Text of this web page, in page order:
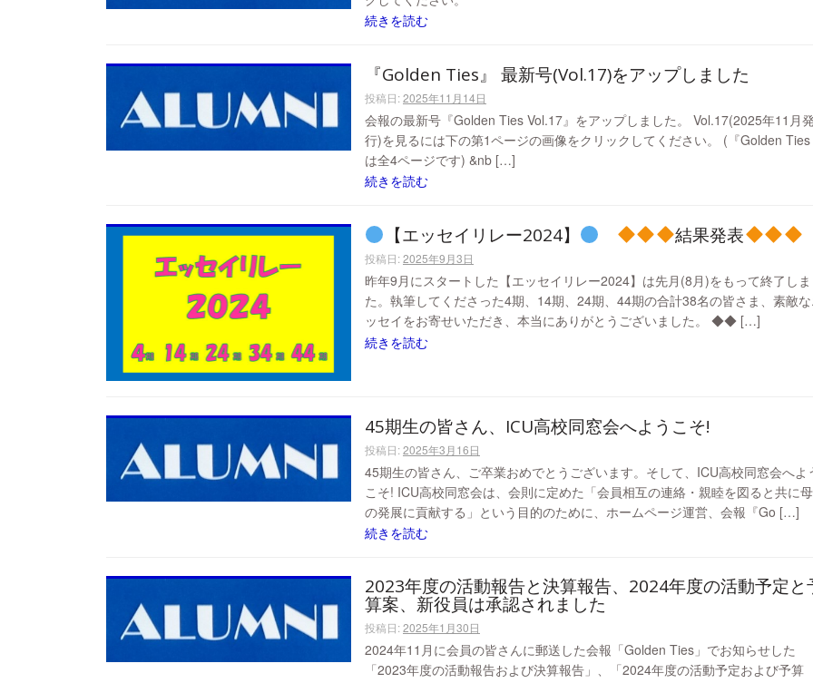
続きを読む
『Golden Ties』 最新号(Vol.17)をアップしました
投稿日:2025年11月14日
会報の最新号『Golden Ties Vol.17』をアップしました。 Vol.17(2025年11月発
行)を見るには下の第1ページの画像をクリックしてください。 (『Golden Ties
は全4ページです) &nb […]
続きを読む
【エッセイリレー2024】 結果発表
投稿日:2025年9月3日
昨年9月にスタートした【エッセイリレー2024】は先月(8月)をもって終了しま
た。執筆してくださった4期、14期、24期、44期の合計38名の皆さま、素敵
ッセイをお寄せいただき、本当にありがとうございました。 ◆◆ […]
続きを読む
45期生の皆さん、ICU高校同窓会へようこそ!
投稿日:2025年3月16日
45期生の皆さん、ご卒業おめでとうございます。そして、ICU高校同窓会へよ
こそ! ICU高校同窓会は、会則に定めた「会員相互の連絡・親睦を図ると共に
の発展に貢献する」という目的のために、ホームページ運営、会報『Go […]
続きを読む
2023年度の活動報告と決算報告、2024年度の活動予定と
算案、新役員は承認されました
投稿日:2025年1月30日
2024年11月に会員の皆さんに郵送した会報「Golden Ties」でお知らせした
「2023年度の活動報告および決算報告」、「2024年度の活動予定および予算